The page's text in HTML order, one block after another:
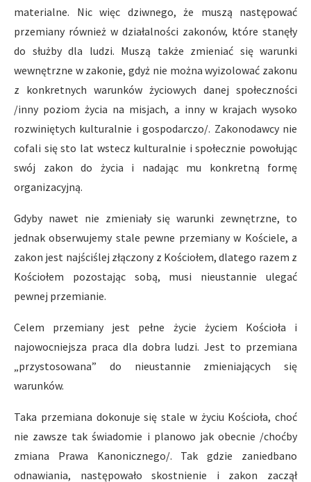
materialne. Nic więc dziwnego, że muszą następować
przemiany również w działalności zakonów, które stanęły
do służby dla ludzi. Muszą także zmieniać się warunki
wewnętrzne w zakonie, gdyż nie można wyizolować zakonu
z konkretnych warunków życiowych danej społeczności
/inny poziom życia na misjach, a inny w krajach wysoko
rozwiniętych kulturalnie i gospodarczo/. Zakonodawcy nie
cofali się sto lat wstecz kulturalnie i społecznie powołując
swój zakon do życia i nadając mu konkretną formę
organizacyjną.
Gdyby nawet nie zmieniały się warunki zewnętrzne, to
jednak obserwujemy stale pewne przemiany w Kościele, a
zakon jest najściślej złączony z Kościołem, dlatego razem z
Kościołem pozostając sobą, musi nieustannie ulegać
pewnej przemianie.
Celem przemiany jest pełne życie życiem Kościoła i
najowocniejsza praca dla dobra ludzi. Jest to przemiana
„przystosowana” do nieustannie zmieniających się
warunków.
Taka przemiana dokonuje się stale w życiu Kościoła, choć
nie zawsze tak świadomie i planowo jak obecnie /choćby
zmiana Prawa Kanonicznego/. Tak gdzie zaniedbano
odnawiania, następowało skostnienie i zakon zaczął